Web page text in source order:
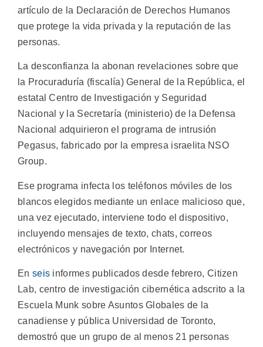
artículo de la Declaración de Derechos Humanos
que protege la vida privada y la reputación de las
personas.
La desconfianza la abonan revelaciones sobre que
la Procuraduría (fiscalía) General de la República, el
estatal Centro de Investigación y Seguridad
Nacional y la Secretaría (ministerio) de la Defensa
Nacional adquirieron el programa de intrusión
Pegasus, fabricado por la empresa israelita NSO
Group.
Ese programa infecta los teléfonos móviles de los
blancos elegidos mediante un enlace malicioso que,
una vez ejecutado, interviene todo el dispositivo,
incluyendo mensajes de texto, chats, correos
electrónicos y navegación por Internet.
En seis informes publicados desde febrero, Citizen
Lab, centro de investigación cibernética adscrito a la
Escuela Munk sobre Asuntos Globales de la
canadiense y pública Universidad de Toronto,
demostró que un grupo de al menos 21 personas